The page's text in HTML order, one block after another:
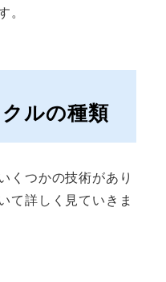
ルの種類
くつかの技術があり
て詳しく見ていきま